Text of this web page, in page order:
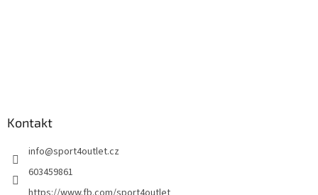
Kontakt
info@sport4outlet.cz
603459861